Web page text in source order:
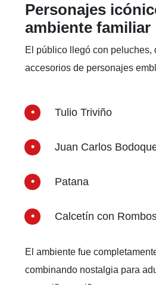
Personajes
ambiente familiar
El público llegó con peluches,
accesorios de personajes
Tulio Triviño
Juan Carlos
Patana
Calcetín con
El ambiente fue
combinando nostalgia para